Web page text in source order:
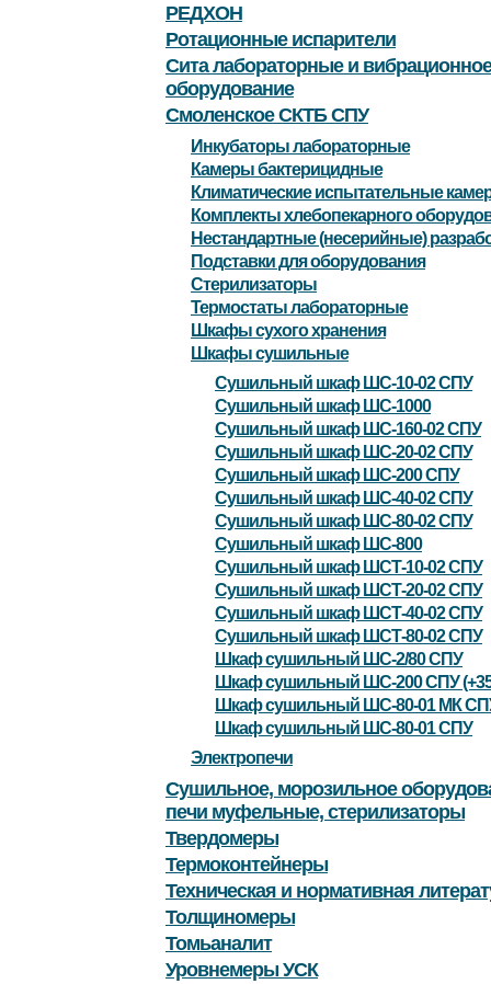
РЕДХОН
Ротационные испарители
Сита лабораторные и вибрационное
оборудование
Смоленское СКТБ СПУ
Инкубаторы лабораторные
Камеры бактерицидные
Климатические испытательные
Комплекты хлебопекарного
Нестандартные (несерийные)
Подставки для оборудования
Стерилизаторы
Термостаты лабораторные
Шкафы сухого хранения
Шкафы сушильные
Сушильный шкаф ШС-10-02 СПУ
Сушильный шкаф ШС-1000
Сушильный шкаф ШС-160-02 СПУ
Сушильный шкаф ШС-20-02 СПУ
Сушильный шкаф ШС-200 СПУ
Сушильный шкаф ШС-40-02 СПУ
Сушильный шкаф ШС-80-02 СПУ
Сушильный шкаф ШС-800
Сушильный шкаф ШСТ-10-02 СПУ
Сушильный шкаф ШСТ-20-02 СПУ
Сушильный шкаф ШСТ-40-02 СПУ
Сушильный шкаф ШСТ-80-02 СПУ
Шкаф сушильный ШС-2/80 СПУ
Шкаф сушильный ШС-200 СПУ
Шкаф сушильный ШС-80-01 МК
Шкаф сушильный ШС-80-01 СПУ
Электропечи
Сушильное, морозильное
печи муфельные, стерилизаторы
Твердомеры
Термоконтейнеры
Техническая и нормативная
Толщиномеры
Томьаналит
Уровнемеры УСК